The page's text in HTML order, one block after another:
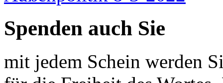
Spenden auch Sie
mit jedem Schein werden